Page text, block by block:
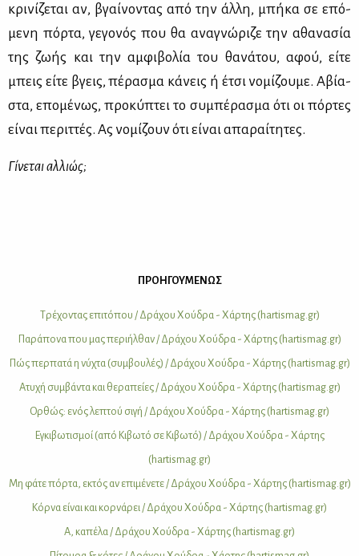
κρι­νί­ζε­ται αν, βγαί­νο­ντας από την άλ­λη, μπή­κα σε επό­
με­νη πόρ­τα, γε­γο­νός που θα ανα­γνώ­ρι­ζε την αθα­να­σία
της ζω­ής και την αμ­φι­βο­λία του θα­νά­του, αφού, εί­τε
μπεις εί­τε βγεις, πέ­ρα­σμα κά­νεις ή έτσι νο­μί­ζου­με. Αβί­α­
στα, επο­μέ­νως, προ­κύ­πτει το συ­μπέ­ρα­σμα ότι οι πόρ­τες
εί­ναι πε­ριτ­τές. Ας νο­μί­ζουν ότι εί­ναι απα­ραί­τη­τες.
Γί­νε­ται αλ­λιώς;
ΠΡΟΗΓΟΥΜΕΝΩΣ
Τρέ­χο­ντας επι­τό­που / Δρά­χου Χού­δρα - Χάρ­της (hartismag.gr)
Πα­ρά­πο­να που μας πε­ρι­ήλ­θαν / Δρά­χου Χού­δρα - Χάρ­της (hartismag.gr)
Πώς περ­πα­τά η νύ­χτα (συμ­βου­λές) / Δρά­χου Χού­δρα - Χάρ­της (hartismag.gr)
Ατυ­χή συμ­βά­ντα και θε­ρα­πεί­ες / Δρά­χου Χού­δρα - Χάρ­της (hartismag.gr)
Oρ­θώς: ενός λε­πτού σι­γή / Δρά­χου Χού­δρα - Χάρ­της (hartismag.gr)
Εγκι­βω­τι­σμοί (από Κι­βω­τό σε Κι­βω­τό) / Δρά­χου Χού­δρα - Χάρ­της
(hartismag.gr)
Μη φά­τε πόρ­τα, εκτός αν επι­μέ­νε­τε / Δρά­χου Χού­δρα - Χάρ­της (hartismag.gr)
Κόρ­να εί­ναι και κορ­νά­ρει / Δρά­χου Χού­δρα - Χάρ­της (hartismag.gr)
Α, κα­πέ­λα / Δρά­χου Χού­δρα - Χάρ­της (hartismag.gr)